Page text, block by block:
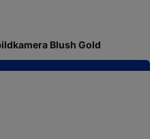
Blush Gold